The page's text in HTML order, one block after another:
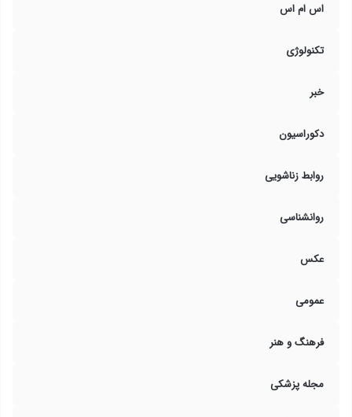
اس ام اس
تکنولوژی
خبر
دکوراسیون
روابط زناشویی
روانشناسی
عکس
عمومی
فرهنگ و هنر
مجله پزشکی